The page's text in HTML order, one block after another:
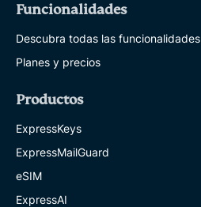
Funcionalidades
Descubra todas las funcionalidades
Planes y precios
Productos
ExpressKeys
ExpressMailGuard
eSIM
ExpressAI